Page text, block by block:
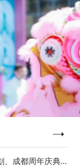
、成都周年庆典